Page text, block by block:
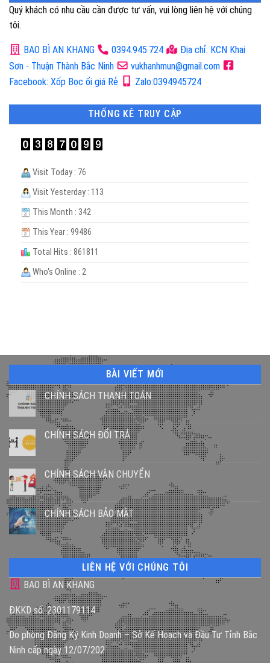
Quý khách có nhu cầu cần được tư vấn, vui lòng liên hệ với chúng
tôi.
BAO BÌ AN KHANG 0394.945.724
Địa chỉ: KCN Khai
Sơn - Thuận Thành Bắc Ninh
vukhanhmun@gmail.com
Facebook: Xốp Bọc ổi giá Rẻ
Zalo:0394945724
THỐNG KÊ TRUY CẬP
Visit Today : 76
Visit Yesterday : 113
This Month : 342
This Year : 99486
Total Hits : 861811
Who's Online : 2
BÀI VIẾT MỚI
CHÍNH SÁCH THANH TOÁN
CHÍNH SÁCH ĐỔI TRẢ
CHÍNH SÁCH VẬN CHUYỂN
CHÍNH SÁCH BẢO MẬT
LIÊN HỆ VỚI CHÚNG TÔI
BAO BÌ AN KHANG
ĐKKD số: 2301179114
Do phòng Đăng Ký Kinh Doanh – Sở Kế Hoạch và Đầu Tư Tỉnh Bắc
Ninh cấp ngày 12/07/202